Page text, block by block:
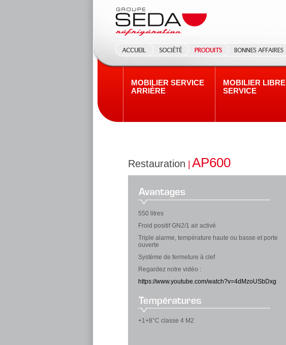
MOBILIER SERVICE
ARRIÈRE
MOBILIER LIBRE
SERVICE
Restauration AP600
550 litres
Froid positif GN2/1 air activé
Triple alarme, température haute ou basse et porte
ouverte
Système de fermeture à clef
Regardez notre vidéo :
https://www.youtube.com/watch?v=4dMzoUSbDxg
+1+8°C classe 4 M2